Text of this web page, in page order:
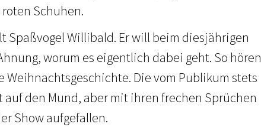
Schuhen.
Spaßvogel Willibald. Er will beim diesjährigen
worum es eigentlich dabei geht. So hören
Die vom Publikum stets
den Mund, aber mit ihren frechen Sprüchen
Show aufgefallen.